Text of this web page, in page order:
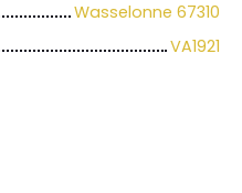
Wasselonne 67310
VA1921